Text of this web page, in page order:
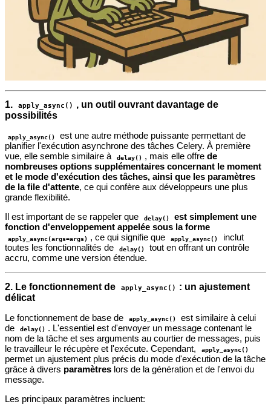
1. apply_async()
, un outil ouvrant davantage de
possibilités
apply_async()
est une autre méthode puissante permettant de
planifier l'exécution asynchrone des tâches Celery. À première
vue, elle semble similaire à
delay() , mais elle offrede
nombreuses options supplémentaires concernant le moment
et le mode d'exécution des tâches, ainsi que les paramètres
de la file d'attente, ce qui confère aux développeurs une plus
grande flexibilité.
Il est important de se rappeler que
delay()
est simplement une
fonction d'enveloppement appelée sous la forme
apply_async(args=args) , ce qui signifie que apply_async()
inclut
toutes les fonctionnalités de
delay()
tout en offrant un contrôle
accru, comme une version étendue.
2. Le fonctionnement de apply_async()
: un ajustement
délicat
Le fonctionnement de base de
apply_async()
est similaire à celui
de
delay() . L'essentiel est d'envoyer un message contenant le
nom de la tâche et ses arguments au courtier de messages, puis
le travailleur le récupère et l'exécute. Cependant,
apply_async()
permet un ajustement plus précis du mode d'exécution de la tâche
grâce à divers paramètres lors de la génération et de l'envoi du
message.
Les principaux paramètres incluent: